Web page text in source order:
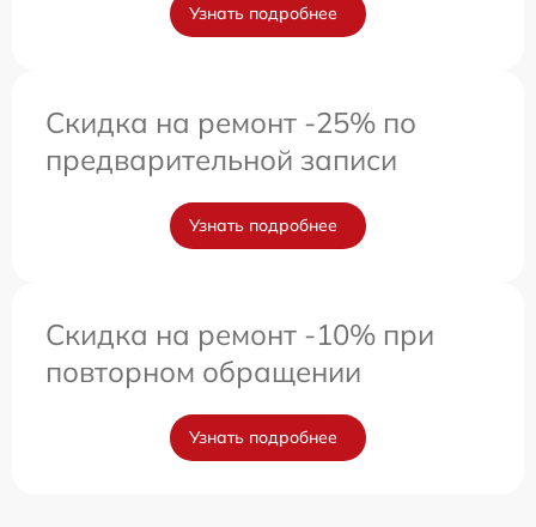
Узнать подробнее
Скидка на ремонт -25% по
предварительной записи
Узнать подробнее
Скидка на ремонт -10% при
повторном обращении
Узнать подробнее